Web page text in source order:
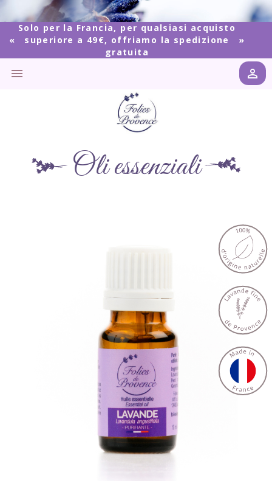
Solo per la Francia, per qualsiasi acquisto
superiore a 49€, offriamo la spedizione
gratuita
 
Oli essenziali